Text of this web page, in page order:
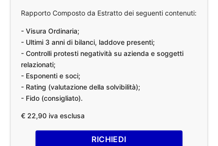
Rapporto Composto da Estratto dei seguenti contenuti:
- Visura Ordinaria;
- Ultimi 3 anni di bilanci, laddove presenti;
- Controlli protesti negatività su azienda e soggetti
relazionati;
- Esponenti e soci;
- Rating (valutazione della solvibilità);
- Fido (consigliato).
€ 22,90 iva esclusa
RICHIEDI